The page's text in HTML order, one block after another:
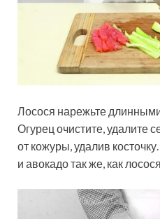
Лосося нарежьте
Огурец очистите, удалите
от кожуры, удалив
и авокадо так же, как